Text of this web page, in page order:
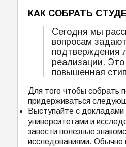
КАК СОБРАТЬ
Сегодня мы
вопросам
подтверждения
реализации. Это
повышенная
Для того чтобы собрать
придерживаться
Выступайте с
университетами и
завести полезные
исследованиями. Обычно